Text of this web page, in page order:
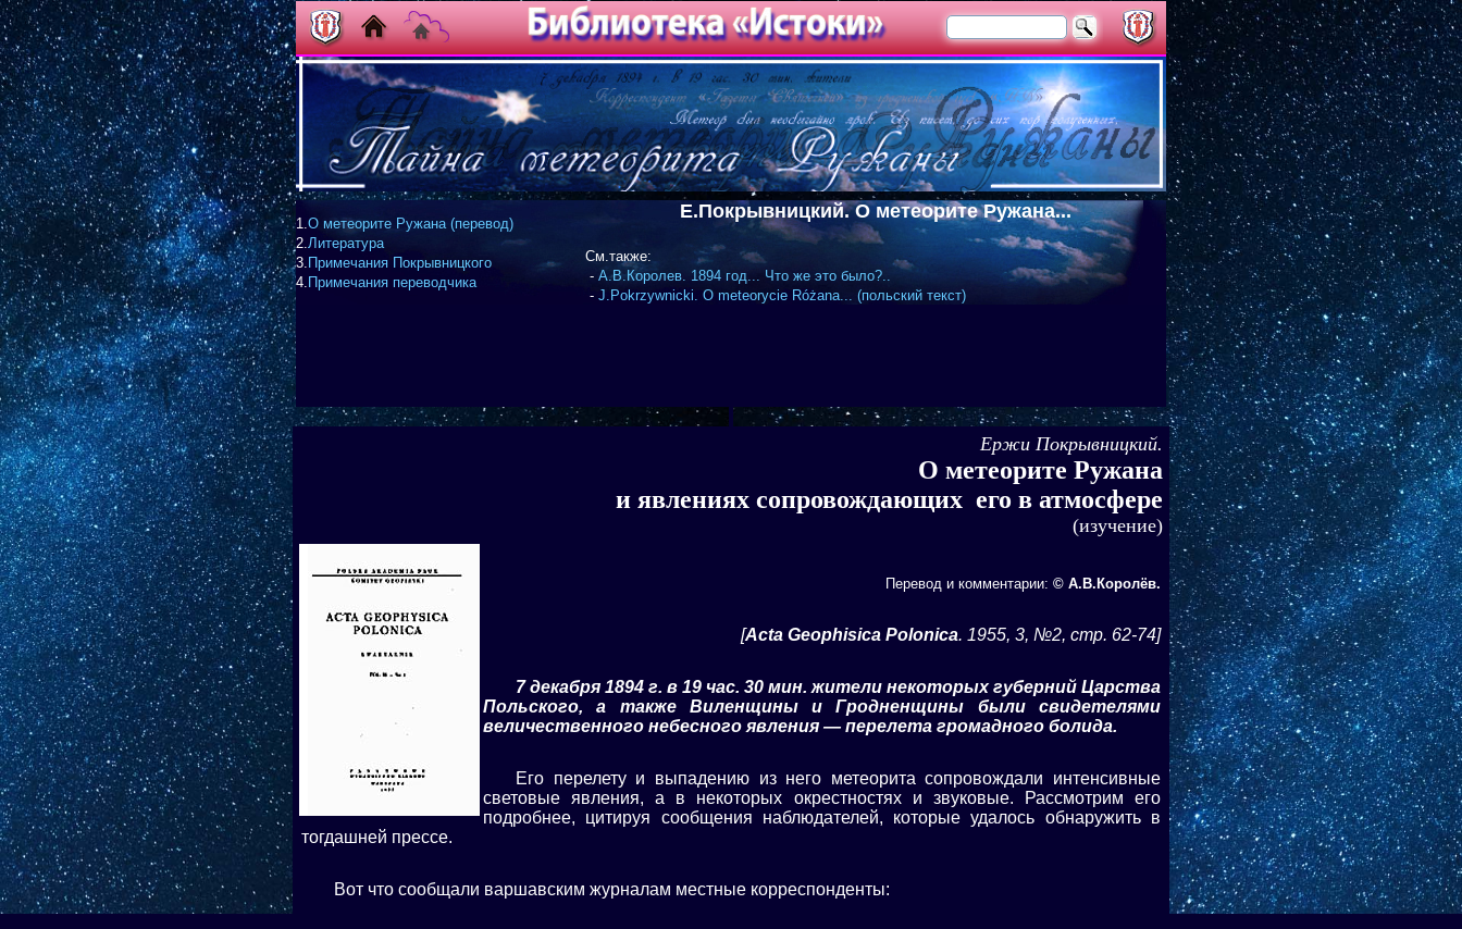
1.О метеорите Ружана (перевод)
2.Литература
3. Примечания Покрывницкого
4. Примечания переводчика
Е.Покрывницкий. О метеорите Ружана...
См.также:
- А.В.Королев. 1894 год... Что же это было?..
- J.Pokrzywnicki. O meteorycie Różana... (польский текст)
Ержи Покрывницкий.
О метеорите Ружана
и явлениях сопровождающих его в атмосфере
(изучение)
Перевод и комментарии: © А.В.Королёв.
[Acta Geophisica Polonica. 1955, 3, №2, стр. 62-74]
7 декабря 1894 г. в 19 час. 30 мин. жители некоторых губерний Царства
Польского, а также Виленщины и Гродненщины были свидетелями
величественного небесного явления — перелета громадного болида.
Его перелету и выпадению из него метеорита сопровождали интенсивные
световые явления, а в некоторых окрестностях и звуковые. Рассмотрим его
подробнее, цитируя сообщения наблюдателей, которые удалось обнаружить в
тогдашней прессе.
Вот что сообщали варшавским журналам местные корреспонденты: